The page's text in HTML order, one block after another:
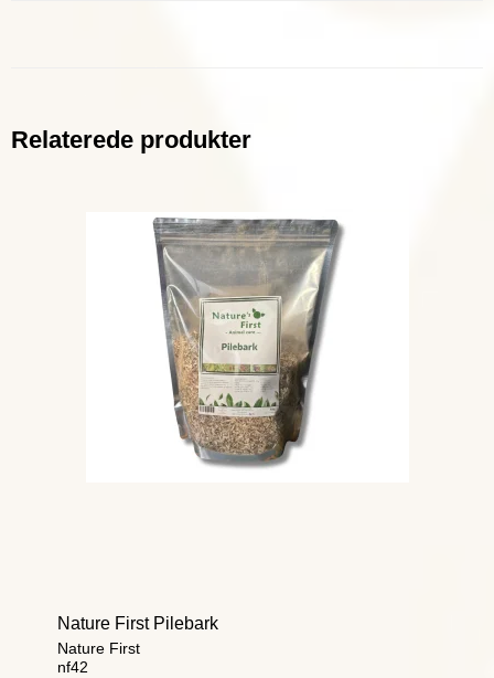
Relaterede produkter
Nature First Pilebark
Nature First
nf42